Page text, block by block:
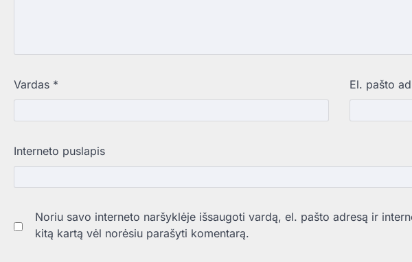
Vardas * El. pašto
Interneto puslapis
Noriu savo interneto naršyklėje išsaugoti vardą, el. pašto adresą ir
kitą kartą vėl norėsiu parašyti komentarą.